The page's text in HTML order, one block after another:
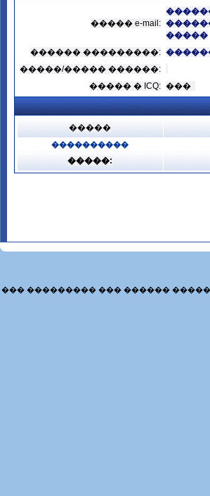
����� e-mail:
�����
������ ���������:
�����/����� ������:
����� � ICQ: ���
�����
����������
�����:
��� ��������� ��� ������